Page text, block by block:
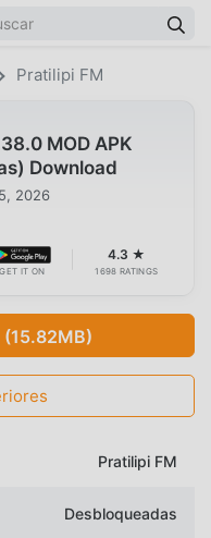
Pratilipi FM
MOD APK
Download
2026
GET IT ON
4.3 ★
1698 RATINGS
(15.82MB)
Pratilipi FM
Desbloqueadas